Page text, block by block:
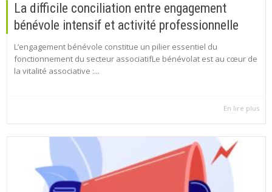
La difficile conciliation entre engagement
bénévole intensif et activité professionnelle
L’engagement bénévole constitue un pilier essentiel du
fonctionnement du secteur associatifLe bénévolat est au cœur de
la vitalité associative :...
En lire plus